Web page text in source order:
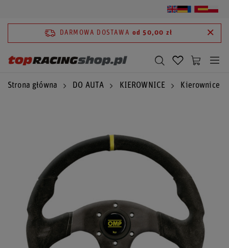
DARMOWA DOSTAWA od 50,00 zł
Strona główna DO AUTA KIEROWNICE Kierownice